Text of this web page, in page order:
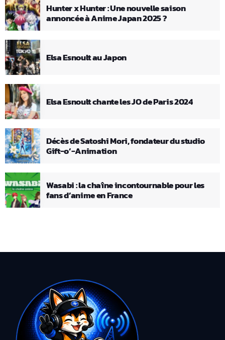
Hunter x Hunter : Une nouvelle saison
annoncée à Anime Japan 2025 ?
Elsa Esnoult au Japon
Elsa Esnoult chante les JO de Paris 2024
Décès de Satoshi Mori, fondateur du studio
Gift-o’-Animation
Wasabi : la chaîne incontournable pour les
fans d’anime en France